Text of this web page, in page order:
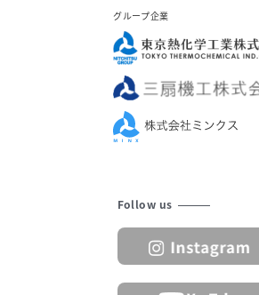
グループ企業
Follow us